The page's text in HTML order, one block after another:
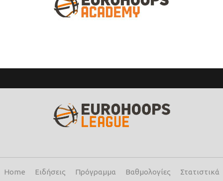
Home Ειδήσεις Πρόγραμμα Βαθμολογίες
Στατιστικά